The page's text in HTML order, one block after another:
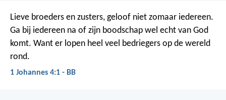
Lieve broeders en zusters, geloof niet zomaar iedereen.
Ga bij iedereen na of zijn boodschap wel echt van God
komt. Want er lopen heel veel bedriegers op de wereld
rond.
1 Johannes 4:1 - BB